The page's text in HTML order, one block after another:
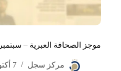
موجز الصحافة العبرية – سبتمبر 2025
مركز سجل
7 أكتوبر، 2025